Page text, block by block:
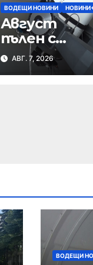
ВОДЕЩИ НОВИНИ
Август
пълен с
небесни
спектакли
АВГ. 7, 2026
ВОДЕЩИ